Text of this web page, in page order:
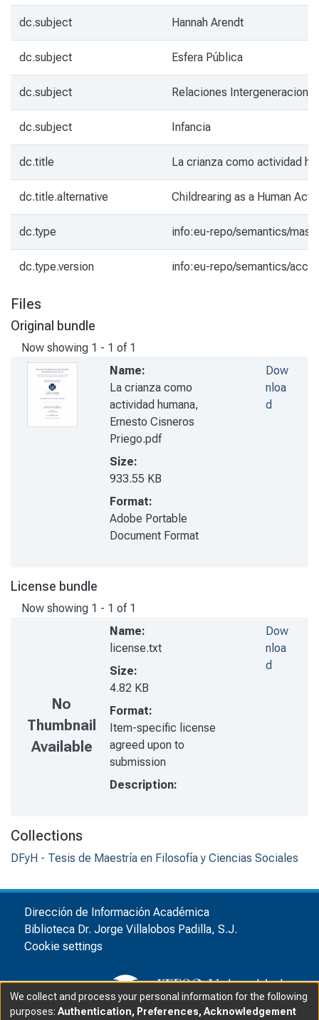
dc.subject Hannah Arendt
dc.subject Esfera Pública
dc.subject Relaciones
dc.subject Infancia
dc.title La crianza como actividad
dc.title.alternative Childrearing as a Human
dc.type info:eu-repo/semantics/
dc.type.version info:eu-repo/semantics/
Files
Original bundle
Now showing 1 - 1 of 1
Name:
La crianza como
actividad humana,
Ernesto Cisneros
Priego.pdf
Size:
933.55 KB
Format:
Adobe Portable
Document Format
Dow
nloa
d
License bundle
Now showing 1 - 1 of 1
No
Thumbnail
Available
Name:
license.txt
Size:
4.82 KB
Format:
Item-specific license
agreed upon to
submission
Description:
Dow
nloa
d
Collections
DFyH - Tesis de Maestría en Filosofía y Ciencias Sociales
Dirección de Información Académica
Biblioteca Dr. Jorge Villalobos Padilla, S.J.
Cookie settings
We collect and process your personal information for the following
purposes: Authentication, Preferences, Acknowledgement